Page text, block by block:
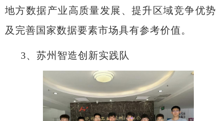
地方数据产业高质量发展、提升区域竞争优势
及完善国家数据要素市场具有参考价值。
3、苏州智造创新实践队